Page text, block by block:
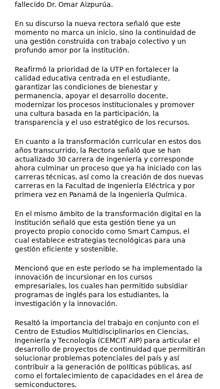
fallecido Dr. Omar Aizpurúa.
En su discurso la nueva rectora señaló que este
momento no marca un inicio, sino la continuidad de
una gestión construida con trabajo colectivo y un
profundo amor por la institución.
Reafirmó la prioridad de la UTP en fortalecer la
calidad educativa centrada en el estudiante,
garantizar las condiciones de bienestar y
permanencia, apoyar el desarrollo docente,
modernizar los procesos institucionales y promover
una cultura basada en la participación, la
transparencia y el uso estratégico de los recursos.
En cuanto a la transformación curricular en estos dos
años transcurrido, la Rectora señaló que se han
actualizado 30 carrera de ingeniería y corresponde
ahora culminar un proceso que ya ha iniciado con las
carreras técnicas, así como la creación de dos nuevas
carreras en la Facultad de Ingeniería Eléctrica y por
primera vez en Panamá de la Ingeniería Química.
En el mismo ámbito de la transformación digital en la
institución señaló que esta gestión tiene ya un
proyecto propio conocido como Smart Campus, el
cual establece estrategias tecnológicas para una
gestión eficiente y sostenible.
Mencionó que en este periodo se ha implementado la
innovación de incursionar en los cursos
empresariales, los cuales han permitido subsidiar
programas de inglés para los estudiantes, la
investigación y la innovación.
Resaltó la importancia del trabajo en conjunto con el
Centro de Estudios Multidisciplinarios en Ciencias,
Ingeniería y Tecnología (CEMCIT AIP) para articular el
desarrollo de proyectos de continuidad que permitirán
solucionar problemas potenciales del país y así
contribuir a la generación de políticas públicas, así
como el fortalecimiento de capacidades en el área de
semiconductores.